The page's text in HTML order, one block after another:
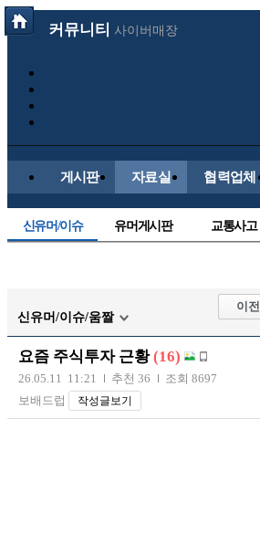
커뮤니티 사이버매장
게시판 자료실 협력업체
신유머/이슈 유머게시판 교통사고
자유사진
트럭/버스 항공/해운/철도
장착시공사진
신유머/이슈/움짤
이전
요즘 주식투자 근황 (16)
26.05.11 11:21 추천 36
조회 8697
보배드럽
작성글보기